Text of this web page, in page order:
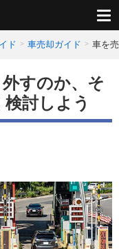
ド 車売却ガイド 車を
すのか、そ
討しよう